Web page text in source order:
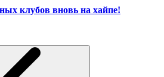
клубов вновь на хайпе!